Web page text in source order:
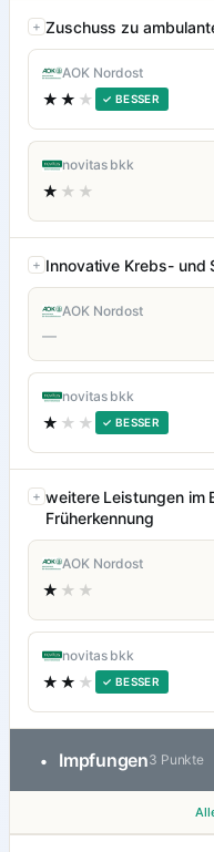
Zuschuss zu
AOK Nordost
★★ ★ ✓ BESSER
novitas bkk
★ ★★
Innovative Krebs- und
AOK Nordost
—
novitas bkk
★ ★★ ✓ BESSER
weitere Leistungen im
Früherkennung
AOK Nordost
★ ★★
novitas bkk
★★ ★ ✓ BESSER
• Impfungen3 Punkte